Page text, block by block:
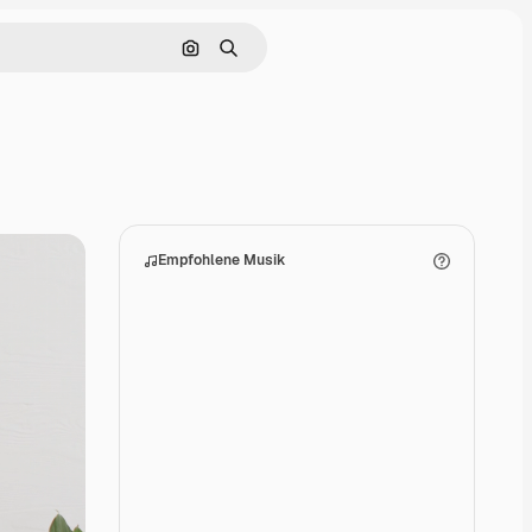
Nach Bild suchen
Suchen
Empfohlene Musik